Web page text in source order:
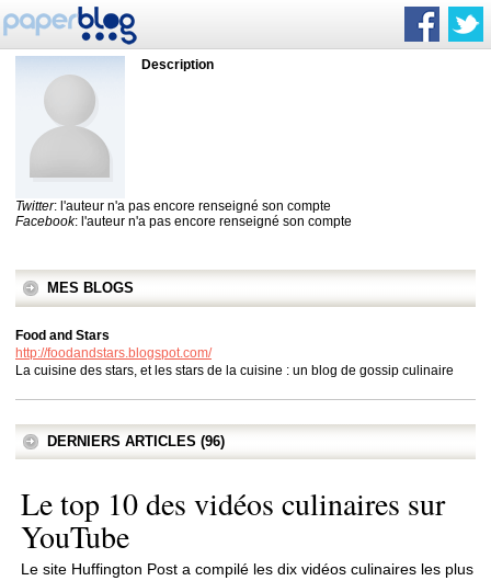
Description
Twitter: l'auteur n'a pas encore renseigné son compte
Facebook: l'auteur n'a pas encore renseigné son compte
MES BLOGS
Food and Stars
http://foodandstars.blogspot.com/
La cuisine des stars, et les stars de la cuisine : un blog de gossip culinaire
DERNIERS ARTICLES (96)
Le top 10 des vidéos culinaires sur
YouTube
Le site Huffington Post a compilé les dix vidéos culinaires les plus